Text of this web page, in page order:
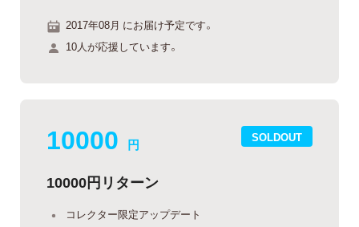
2017年08月 にお届け予定です。
10人が応援しています。
SOLDOUT
10000 円
10000円リターン
コレクター限定アップデート